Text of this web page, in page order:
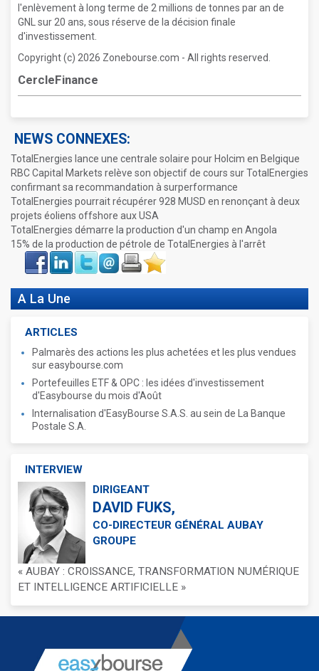
l'enlèvement à long terme de 2 millions de tonnes par an de
GNL sur 20 ans, sous réserve de la décision finale
d'investissement.
Copyright (c) 2026 Zonebourse.com - All rights reserved.
CercleFinance
NEWS CONNEXES:
TotalEnergies lance une centrale solaire pour Holcim en Belgique
RBC Capital Markets relève son objectif de cours sur TotalEnergies
confirmant sa recommandation à surperformance
TotalEnergies pourrait récupérer 928 MUSD en renonçant à deux
projets éoliens offshore aux USA
TotalEnergies démarre la production d'un champ en Angola
15% de la production de pétrole de TotalEnergies à l'arrêt
Face
book
LinkIn Twitter Envoyer ImprimerFavoris
A La Une
ARTICLES
Palmarès des actions les plus achetées et les plus vendues
sur easybourse.com
Portefeuilles ETF & OPC : les idées d'investissement
d'Easybourse du mois d'Août
Internalisation d'EasyBourse S.A.S. au sein de La Banque
Postale S.A.
INTERVIEW
DIRIGEANT
DAVID FUKS,
CO-DIRECTEUR GÉNÉRAL AUBAY
GROUPE
« AUBAY : CROISSANCE, TRANSFORMATION NUMÉRIQUE
ET INTELLIGENCE ARTIFICIELLE »